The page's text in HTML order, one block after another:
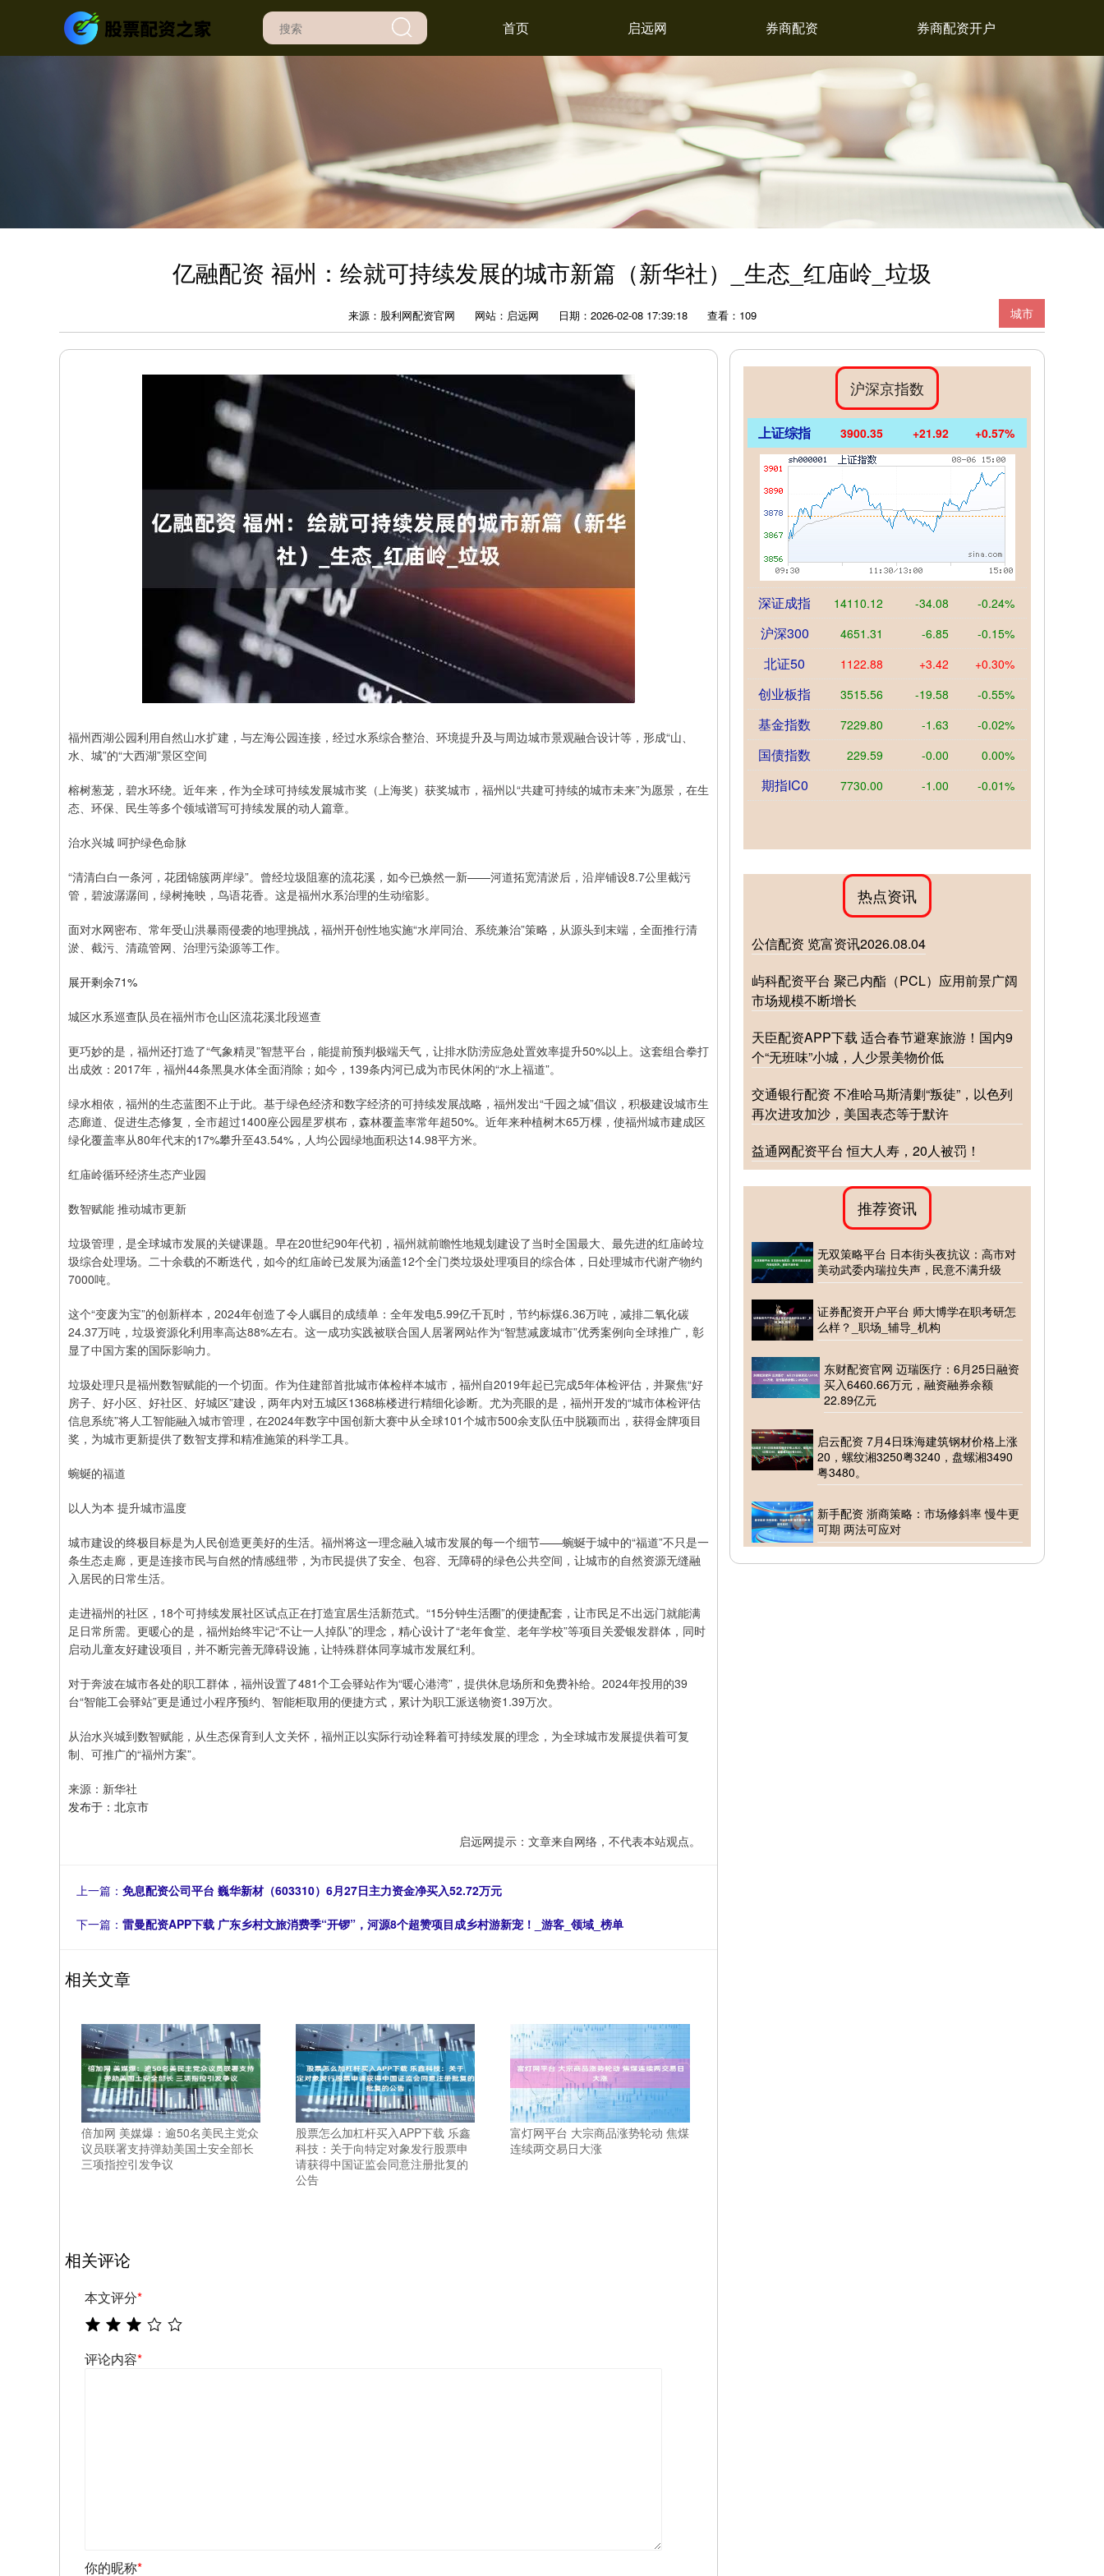
首页 启远网 券商配资 券商配资开户
亿融配资 福州：绘就可持续发展的城市新篇（新华社）_生态_红庙岭_垃圾
城市
来源：股利网配资官网 网站：启远网 日期：2026-02-08 17:39:18 查看：109
福州西湖公园利用自然山水扩建，与左海公园连接，经过水系综合整治、环境提升及与周边城市景观融合设计等，形成“山、
水、城”的“大西湖”景区空间
榕树葱茏，碧水环绕。近年来，作为全球可持续发展城市奖（上海奖）获奖城市，福州以“共建可持续的城市未来”为愿景，在生
态、环保、民生等多个领域谱写可持续发展的动人篇章。
治水兴城 呵护绿色命脉
“清清白白一条河，花团锦簇两岸绿”。曾经垃圾阻塞的流花溪，如今已焕然一新——河道拓宽清淤后，沿岸铺设8.7公里截污
管，碧波潺潺间，绿树掩映，鸟语花香。这是福州水系治理的生动缩影。
面对水网密布、常年受山洪暴雨侵袭的地理挑战，福州开创性地实施“水岸同治、系统兼治”策略，从源头到末端，全面推行清
淤、截污、清疏管网、治理污染源等工作。
展开剩余71%
城区水系巡查队员在福州市仓山区流花溪北段巡查
更巧妙的是，福州还打造了“气象精灵”智慧平台，能提前预判极端天气，让排水防涝应急处置效率提升50%以上。这套组合拳打
出成效：2017年，福州44条黑臭水体全面消除；如今，139条内河已成为市民休闲的“水上福道”。
绿水相依，福州的生态蓝图不止于此。基于绿色经济和数字经济的可持续发展战略，福州发出“千园之城”倡议，积极建设城市生
态廊道、促进生态修复，全市超过1400座公园星罗棋布，森林覆盖率常年超50%。近年来种植树木65万棵，使福州城市建成区
绿化覆盖率从80年代末的17%攀升至43.54%，人均公园绿地面积达14.98平方米。
红庙岭循环经济生态产业园
数智赋能 推动城市更新
垃圾管理，是全球城市发展的关键课题。早在20世纪90年代初，福州就前瞻性地规划建设了当时全国最大、最先进的红庙岭垃
圾综合处理场。二十余载的不断迭代，如今的红庙岭已发展为涵盖12个全门类垃圾处理项目的综合体，日处理城市代谢产物约
7000吨。
这个“变废为宝”的创新样本，2024年创造了令人瞩目的成绩单：全年发电5.99亿千瓦时，节约标煤6.36万吨，减排二氧化碳
24.37万吨，垃圾资源化利用率高达88%左右。这一成功实践被联合国人居署网站作为“智慧减废城市”优秀案例向全球推广，彰
显了中国方案的国际影响力。
垃圾处理只是福州数智赋能的一个切面。作为住建部首批城市体检样本城市，福州自2019年起已完成5年体检评估，并聚焦“好
房子、好小区、好社区、好城区”建设，两年内对五城区1368栋楼进行精细化诊断。尤为亮眼的是，福州开发的“城市体检评估
信息系统”将人工智能融入城市管理，在2024年数字中国创新大赛中从全球101个城市500余支队伍中脱颖而出，获得金牌项目
奖，为城市更新提供了数智支撑和精准施策的科学工具。
蜿蜒的福道
以人为本 提升城市温度
城市建设的终极目标是为人民创造更美好的生活。福州将这一理念融入城市发展的每一个细节——蜿蜒于城中的“福道”不只是一
条生态走廊，更是连接市民与自然的情感纽带，为市民提供了安全、包容、无障碍的绿色公共空间，让城市的自然资源无缝融
入居民的日常生活。
走进福州的社区，18个可持续发展社区试点正在打造宜居生活新范式。“15分钟生活圈”的便捷配套，让市民足不出远门就能满
足日常所需。更暖心的是，福州始终牢记“不让一人掉队”的理念，精心设计了“老年食堂、老年学校”等项目关爱银发群体，同时
启动儿童友好建设项目，并不断完善无障碍设施，让特殊群体同享城市发展红利。
对于奔波在城市各处的职工群体，福州设置了481个工会驿站作为“暖心港湾”，提供休息场所和免费补给。2024年投用的39
台“智能工会驿站”更是通过小程序预约、智能柜取用的便捷方式，累计为职工派送物资1.39万次。
从治水兴城到数智赋能，从生态保育到人文关怀，福州正以实际行动诠释着可持续发展的理念，为全球城市发展提供着可复
制、可推广的“福州方案”。
来源：新华社
发布于：北京市
启远网提示：文章来自网络，不代表本站观点。
上一篇： 免息配资公司平台 巍华新材（603310）6月27日主力资金净买入52.72万元
下一篇： 雷曼配资APP下载 广东乡村文旅消费季“开锣”，河源8个超赞项目成乡村游新宠！_游客_领域_榜单
相关文章
倍加网 美媒爆：逾50名美民主党众
议员联署支持弹劾美国土安全部长
三项指控引发争议
股票怎么加杠杆买入APP下载 乐鑫
科技：关于向特定对象发行股票申
请获得中国证监会同意注册批复的
公告
富灯网平台 大宗商品涨势轮动 焦煤
连续两交易日大涨
相关评论
本文评分*
评论内容*
你的昵称*
沪深京指数
上证综指 3900.35 +21.92 +0.57%
深证成指 14110.12 -34.08 -0.24%
沪深300 4651.31 -6.85 -0.15%
北证50 1122.88 +3.42 +0.30%
创业板指 3515.56 -19.58 -0.55%
基金指数 7229.80 -1.63 -0.02%
国债指数 229.59 -0.00 0.00%
期指IC0 7730.00 -1.00 -0.01%
热点资讯
公信配资 览富资讯2026.08.04
屿科配资平台 聚己内酯（PCL）应用前景广阔
市场规模不断增长
天臣配资APP下载 适合春节避寒旅游！国内9
个“无班味”小城，人少景美物价低
交通银行配资 不准哈马斯清剿“叛徒”，以色列
再次进攻加沙，美国表态等于默许
益通网配资平台 恒大人寿，20人被罚！
推荐资讯
无双策略平台 日本街头夜抗议：高市对
美动武委内瑞拉失声，民意不满升级
证券配资开户平台 师大博学在职考研怎
么样？_职场_辅导_机构
东财配资官网 迈瑞医疗：6月25日融资
买入6460.66万元，融资融券余额
22.89亿元
启云配资 7月4日珠海建筑钢材价格上涨
20，螺纹湘3250粤3240，盘螺湘3490
粤3480。
新手配资 浙商策略：市场修斜率 慢牛更
可期 两法可应对